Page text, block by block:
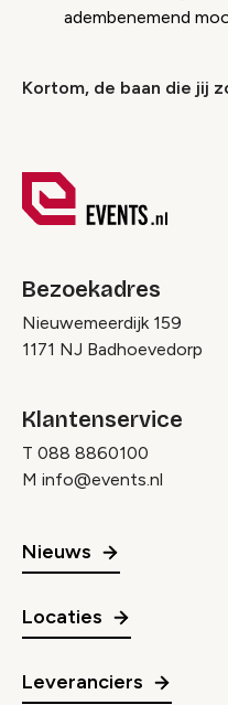
adembenemend
Kortom, de baan die jij
Bezoekadres
Nieuwemeerdijk 159
1171 NJ Badhoevedorp
Klantenservice
T 088 8860100
M info@events.nl
Nieuws
Locaties
Leveranciers